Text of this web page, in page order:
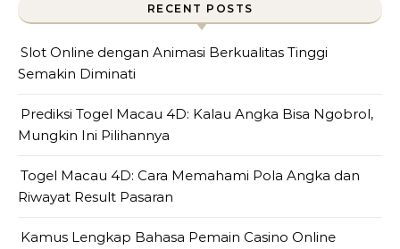
RECENT POSTS
Slot Online dengan Animasi Berkualitas Tinggi
Semakin Diminati
Prediksi Togel Macau 4D: Kalau Angka Bisa Ngobrol,
Mungkin Ini Pilihannya
Togel Macau 4D: Cara Memahami Pola Angka dan
Riwayat Result Pasaran
Kamus Lengkap Bahasa Pemain Casino Online